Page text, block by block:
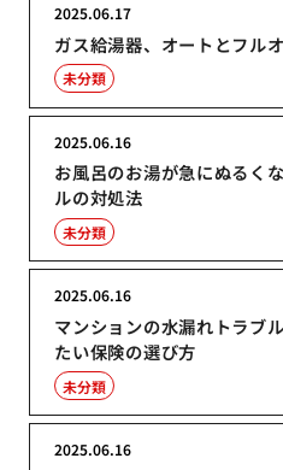
ガス給湯器、オートとフル
2025.06.17
未分類
お風呂のお湯が急にぬるく
ルの対処法
2025.06.16
未分類
マンションの水漏れトラブ
たい保険の選び方
2025.06.16
未分類
2025.06.16